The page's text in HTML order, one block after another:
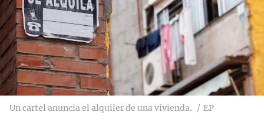
Un cartel anuncia el alquiler de una vivienda. EP